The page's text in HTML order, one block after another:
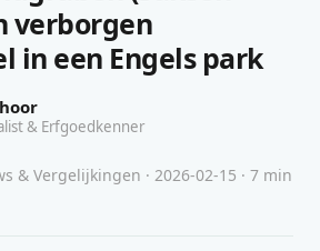
verborgen
in een Engels park
& Erfgoedkenner
& Vergelijkingen · 2026-02-15 · 7 min